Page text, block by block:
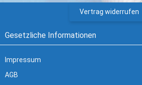
Vertrag widerrufen
Gesetzliche Informationen
Impressum
AGB